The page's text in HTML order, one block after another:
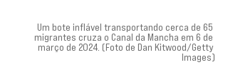
Um bote inflável transportando cerca de 65
migrantes cruza o Canal da Mancha em 6 de
março de 2024. (Foto de Dan Kitwood/Getty
Images)